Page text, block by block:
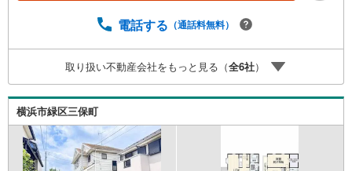
ーーーーーーーーーーーーーーーーーーーーーーーーーー
金利は 2026年8月時点 のものであり、実際の適用金利は融
資実行時のものとなります。金利情勢により表記の返済額
と異なる場合があります。ーーーーーーーーーーーーーー
ーーーーーーーーーーー
電話する （通話料無料）
取り扱い不動産会社をもっと見る（全6社）
横浜市緑区三保町